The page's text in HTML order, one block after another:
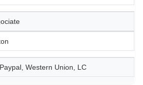
Western Union, LC